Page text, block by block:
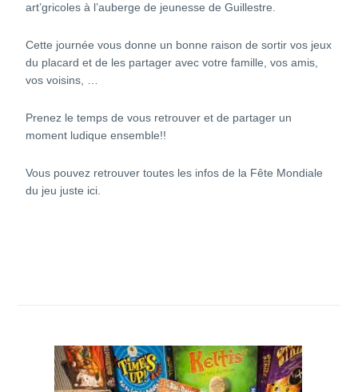
art’gricoles à l’auberge de jeunesse de Guillestre.
Cette journée vous donne un bonne raison de sortir vos jeux
du placard et de les partager avec votre famille, vos amis,
vos voisins, …
Prenez le temps de vous retrouver et de partager un
moment ludique ensemble!!
Vous pouvez retrouver toutes les infos de la Fête Mondiale
du jeu juste ici.